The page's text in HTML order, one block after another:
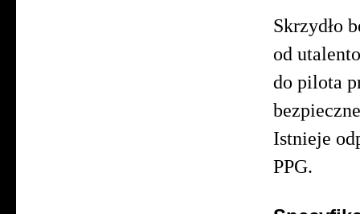
Skrzydło
od
do pilota
Istnieje
PPG.